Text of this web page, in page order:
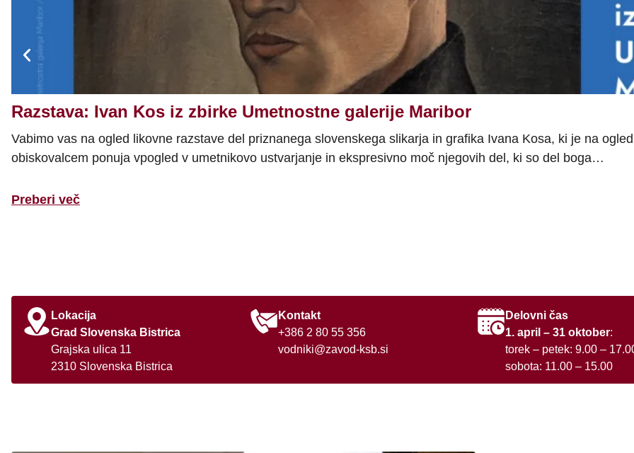
Razstava: Ivan Kos iz zbirke Umetnostne galerije Maribor
Vabimo vas na ogled likovne razstave del priznanega slovenskega slikarja in grafika Ivana Kosa, ki je na
obiskovalcem ponuja vpogled v umetnikovo ustvarjanje in ekspresivno moč njegovih del, ki so del boga…
Preberi več
Lokacija
Grad Slovenska Bistrica
Grajska ulica 11
2310 Slovenska Bistrica
Kontakt
+386 2 80 55 356
vodniki@zavod-ksb.si
Delovni čas
1. april – 31 oktober:
torek – petek: 9.00 –
sobota: 11.00 – 15.00